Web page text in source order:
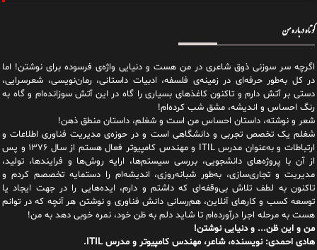
کوتاه درباره من
اگرچه سر سوزنی ذوق شاعری در من هست و دنیایی واژه‌‌ی فرسوده برای نوشتن! اما
در کل به‌طور حرفه‌ای در زمینه‌ی فلسفه، ادبیات داستانی، رمان‌نویسی، شعرسرایی،
دستی بر آتش دارم و تاکنون کاغذهای بسیاری را گاه در این آتش سوزانده‌ام و گاه به
رنگ احساس و اندیشه، مشق شب کرده‌ام!
شعر و نوشته، داستان احساس من است و شغلم، داستان منطق ذهن!
شغلم یک تخصص تجربی و دانشگاهی است و در حوزه‌ی مدیریت فناوری اطلاعات و
ارتباطات و به‌عنوان مدرس ITIL و مهندس کامپیوتر فعال هستم از سال ۱۳۷۶ و پس
از آن با پروژه‌های دانشجویی، بررسی سیستم‌ها، ارایه روش‌ها و فرایندها، تولید،
مدیریت و تجاری‌سازی، به‌طور شبانه‌روزی، اندیشه‌ام را دستمایه تخصصم کردم و
تاکنون به لطف تلاش بی‌وقفه‌ای که داشتم و دارم، اید‌ه‌هایی را در جهت ایجاد یا
توسعه کسب و کارهای آنلاین، هم‌رسانی دانش فناوری و نوشتن هر آنچه که در توانم
هست به مرحله اجرا درآورده‌ام تا شاید دلم به ظن خود، نمره خوبی دهد به من!
من و این ظن... و دنیایی نوشتن!
هادی احمدی: نویسنده، شاعر، مهندس کامپیوتر و مدرس ITIL.